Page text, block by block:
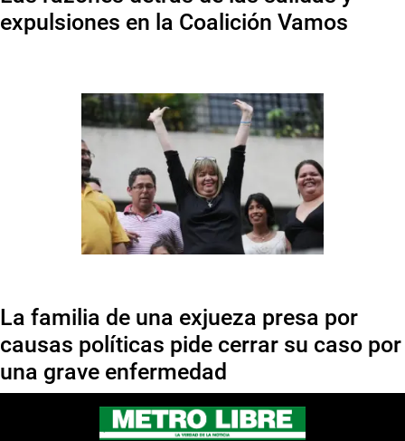
expulsiones en la Coalición Vamos
La familia de una exjueza presa por
causas políticas pide cerrar su caso por
una grave enfermedad